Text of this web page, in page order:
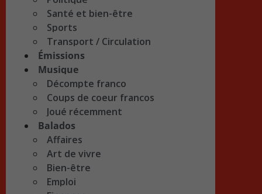
Santé et bien-être
Sports
Transport / Circulation
Émissions
Musique
Décompte franco
Coups de coeur francos
Joué récemment
Balados
Affaires
Art de vivre
Bien-être
Emploi